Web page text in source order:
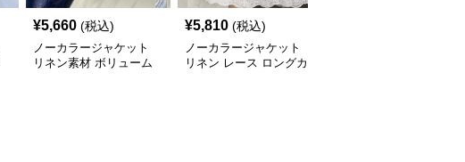
¥5,660 (税込)
ノーカラージャケット
リネン素材 ボリューム
¥5,810 (税込)
ノーカラージャケット
リネン レース ロングカ